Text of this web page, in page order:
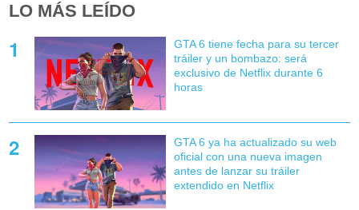
LO MÁS LEÍDO
GTA 6 tiene fecha para su tercer
tráiler y un bombazo: será
exclusivo de Netflix durante 6
horas
GTA 6 ya ha actualizado su web
oficial con una nueva imagen
antes de lanzar su tráiler
extendido en Netflix